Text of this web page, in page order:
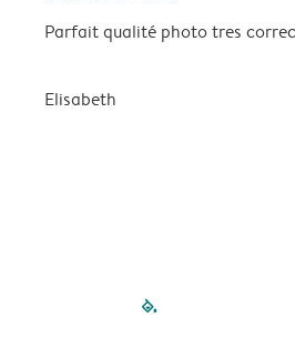
Parfait qualité photo tres
Elisabeth
filled-